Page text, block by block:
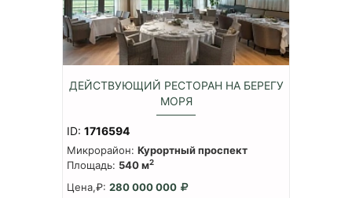
ДЕЙСТВУЮЩИЙ РЕСТОРАН НА БЕРЕГУ
МОРЯ
ID: 1716594
Микрорайон: Курортный проспект
Площадь: 540 м2
Цена,₽: 280 000 000